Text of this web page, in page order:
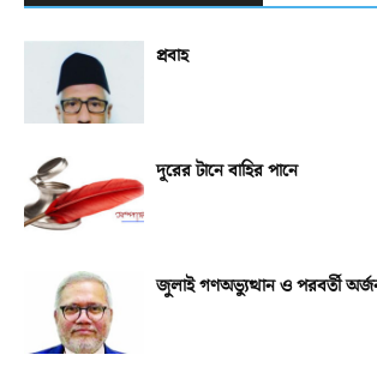
প্রবাহ
দূরের টানে বাহির পানে
জুলাই গণঅভ্যুত্থান ও পরবর্তী